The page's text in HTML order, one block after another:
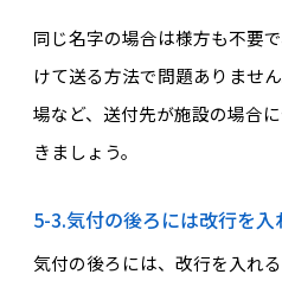
同じ名字の場合は様方も不要
けて送る方法で問題ありませ
場など、送付先が施設の場合
きましょう。
5-3.気付の後ろには改行を入
気付の後ろには、改行を入れ